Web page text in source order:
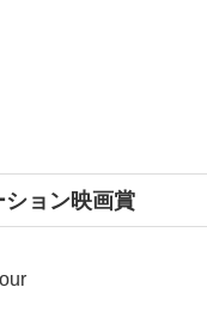
ョン映画賞